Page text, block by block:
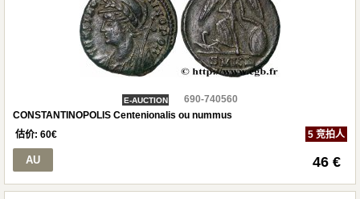
E-AUCTION
690-740560
CONSTANTINOPOLIS Centenionalis ou nummus
估价: 60€ 5 竞拍人
AU 46 €